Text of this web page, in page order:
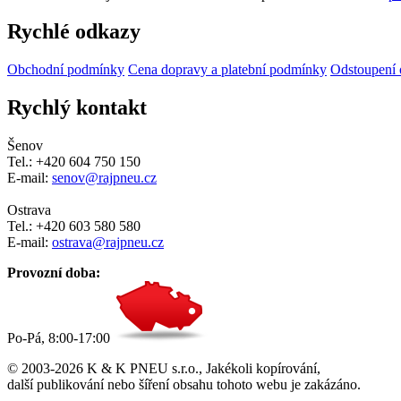
Rychlé odkazy
Obchodní podmínky Cena dopravy a platební podmínky Odstoupení
Rychlý kontakt
Šenov
Tel.: +420 604 750 150
E-mail: senov@rajpneu.cz
Ostrava
Tel.: +420 603 580 580
E-mail: ostrava@rajpneu.cz
Provozní doba:
Po-Pá, 8:00-17:00
© 2003-2026 K & K PNEU s.r.o., Jakékoli kopírování,
další publikování nebo šíření obsahu tohoto webu je zakázáno.